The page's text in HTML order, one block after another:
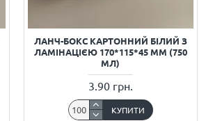
ЛАНЧ-БОКС КАРТОННИЙ БІЛИЙ З
ЛАМІНАЦІЄЮ 170*115*45 ММ (750
МЛ)
3.90 грн.
КУПИТИ